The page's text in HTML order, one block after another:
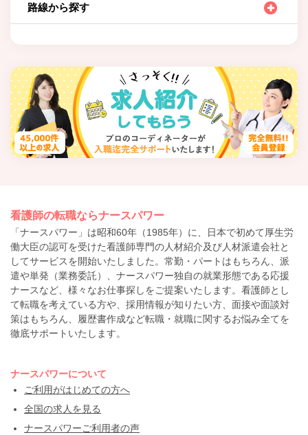
路線から探す
看護師の転職ならナースパワー
「ナースパワー」は昭和60年（1985年）に、日本で初めて厚生労
働大臣の認可を受けた看護師専門の人材紹介及び人材派遣会社と
してサービスを開始いたしました。常勤・パートはもちろん、派
遣や単発（業務委託）、ナースパワー独自の就業形態である応援
ナースなど、様々なお仕事探しをご提案いたします。看護師とし
て転職を考えている方や、採用情報が知りたい方、面接や面談対
策はもちろん、履歴書作成など転職・就職に関するお悩み全てを
徹底サポートいたします。
ナースパワーについて
ご利用がはじめての方へ
全国の求人を見る
ナースパワーご利用者の声